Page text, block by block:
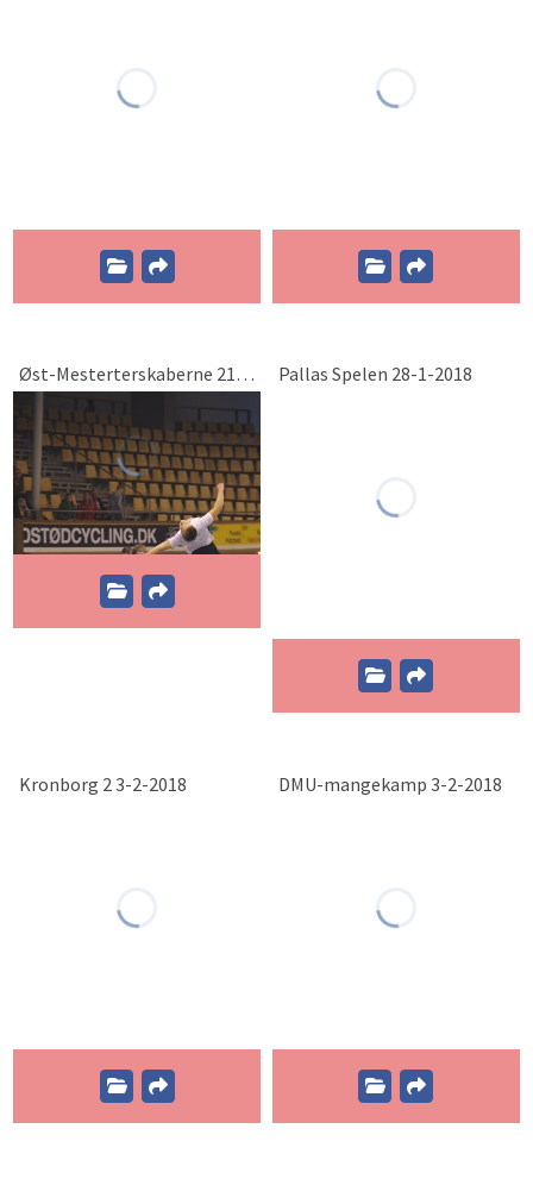
Øst-Mesterterskaberne 21-1-2018 Pallas Spelen 28-1-2018
Kronborg 2 3-2-2018 DMU-mangekamp 3-2-2018